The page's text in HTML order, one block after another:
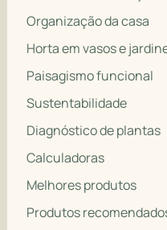
Organização da casa
Horta em vasos e
Paisagismo funcional
Sustentabilidade
Diagnóstico de plantas
Calculadoras
Melhores produtos
Produtos